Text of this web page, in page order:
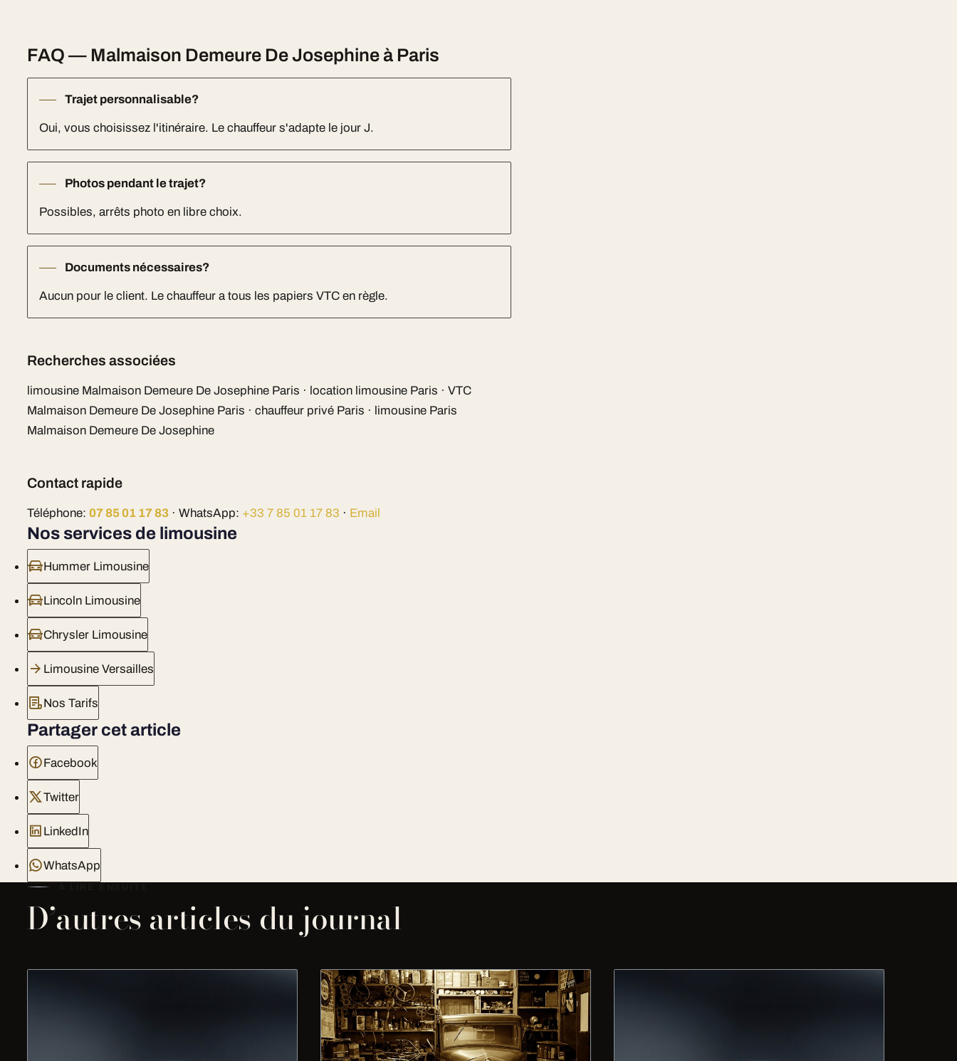
FAQ — Malmaison Demeure De Josephine à Paris
Trajet personnalisable?
Oui, vous choisissez l'itinéraire. Le chauffeur s'adapte le jour J.
Photos pendant le trajet?
Possibles, arrêts photo en libre choix.
Documents nécessaires?
Aucun pour le client. Le chauffeur a tous les papiers VTC en règle.
Recherches associées
limousine Malmaison Demeure De Josephine Paris · location limousine Paris · VTC
Malmaison Demeure De Josephine Paris · chauffeur privé Paris · limousine Paris
Malmaison Demeure De Josephine
Contact rapide
Téléphone:07 85 01 17 83 · WhatsApp: +33 7 85 01 17 83 · Email
Nos services de limousine
Hummer Limousine
Lincoln Limousine
Chrysler Limousine
Limousine Versailles
Nos Tarifs
Partager cet article
Facebook
Twitter
LinkedIn
WhatsApp
D’autres articles du journal